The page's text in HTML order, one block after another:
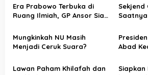
o
s
Era Prabowo Terbuka di
Ruang Ilmiah, GP Ansor Siap
Pangan Lewat Asta Cita
Center
Sekjend
2024
Mungkinkah NU Masih
Menjadi Ceruk Suara?
Abad
Lawan Paham Khilafah dan
Siapkan